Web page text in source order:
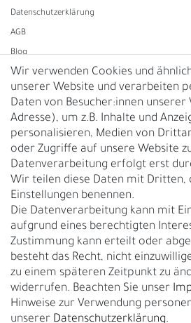
Daten­schutz­erklärung
AGB
Blog
Vertrag widerrufen
UNTERNEHMEN
Nachhaltigkeit
Kontakt
Über uns
Rückgabe
Gürtelgröße messen
Garantie
GESCHÄFTSKUNDEN & HÄNDLER
B2B Geschäftskunden
Wir verwenden Cookies und
unserer Website und verarbeiten
Daten von Besucher:innen unserer
Adresse), um z.B. Inhalte und
personalisieren, Medien von
oder Zugriffe auf unsere Website
Datenverarbeitung erfolgt erst
Wir teilen diese Daten mit Dritten,
Einstellungen benennen.
Die Datenverarbeitung kann mit
aufgrund eines berechtigten
Zustimmung kann erteilt oder
besteht das Recht, nicht
zu einem späteren Zeitpunkt zu
widerrufen. Beachten Sie unser
Hinweise zur Verwendung
unserer Daten­schutz­erklärung.